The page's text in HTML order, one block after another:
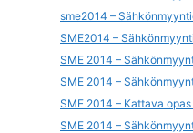
sme2014 –
SME2014 –
SME 2014 –
SME 2014 –
SME 2014 – Kattava
SME 2014 –